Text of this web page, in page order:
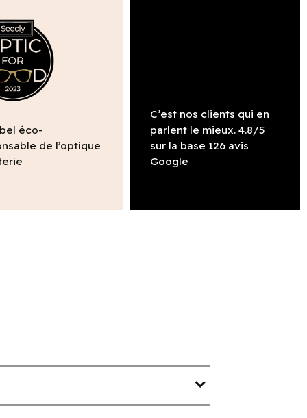
éco-
de l’optique
C’est nos clients qui en
parlent le mieux. 4.8/5
sur la base 126 avis
Google
expand_more